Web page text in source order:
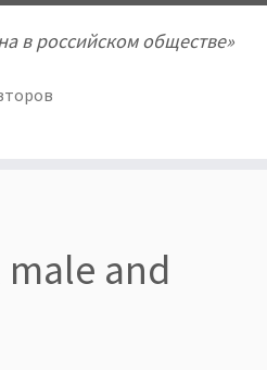
в российском обществе»
and